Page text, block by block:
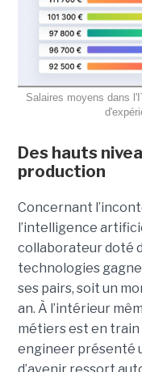
Salaires moyens dans
Des hauts
production
Concernant
l’intelligence
collaborateur doté
technologies gagne
ses pairs, soit un
an. À l’intérieur
métiers est en train
engineer présenté